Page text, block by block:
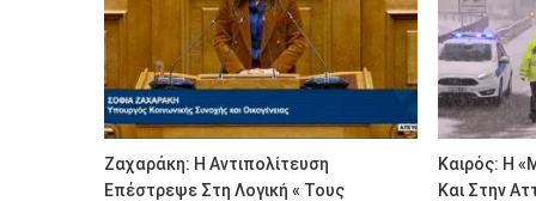
Ζαχαράκη: Η Αντιπολίτευση
Επέστρεψε Στη Λογική « Τους
Καιρός: Η
Και Στην